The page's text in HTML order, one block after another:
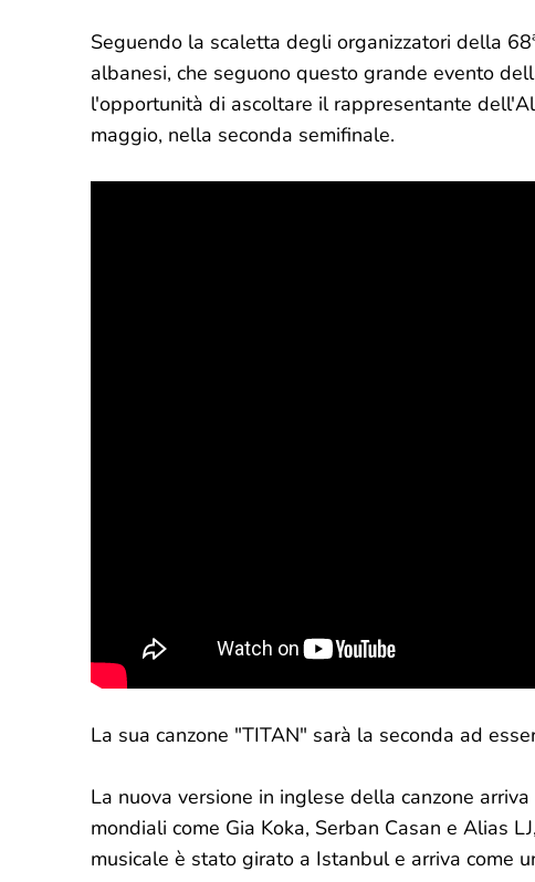
Seguendo la scaletta degli organizzatori della
albanesi, che seguono questo grande evento
l'opportunità di ascoltare il rappresentante
maggio, nella seconda semifinale.
La sua canzone "TITAN" sarà la seconda ad
La nuova versione in inglese della canzone
mondiali come Gia Koka, Serban Casan e Alias
musicale è stato girato a Istanbul e arriva come